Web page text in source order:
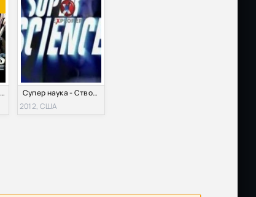
Зеркальные войны: Отражение первое (2005)
Супер наука - Стволовые клетки (2012)
2012, США